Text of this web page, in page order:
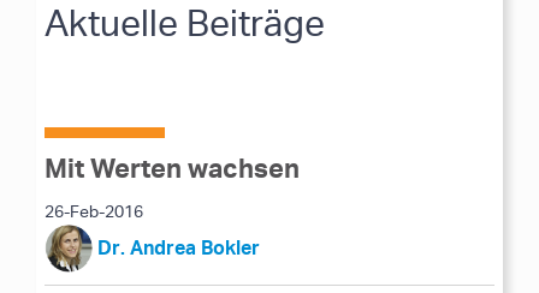
Aktuelle Beiträge
Mit Werten wachsen
26-Feb-2016
Dr. Andrea Bokler